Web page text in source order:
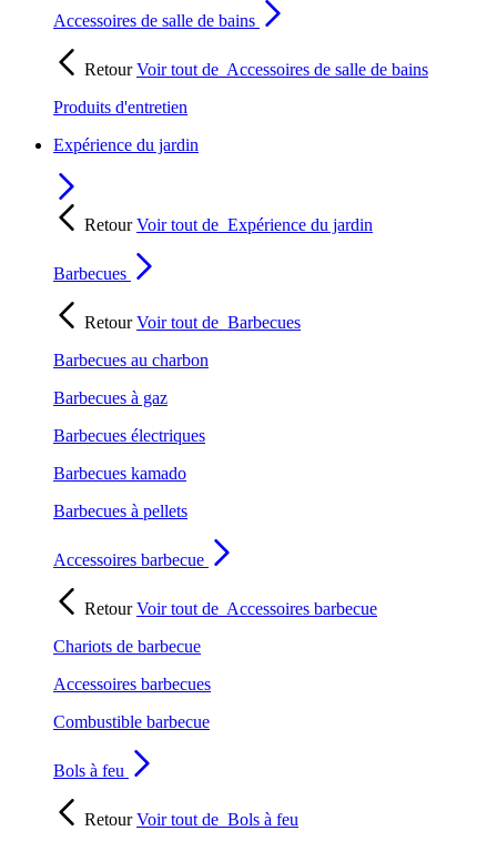
Accessoires de salle de bains
RetourVoir tout de Accessoires de salle de bains
Produits d'entretien
Expérience du jardin
RetourVoir tout de Expérience du jardin
Barbecues
RetourVoir tout de Barbecues
Barbecues au charbon
Barbecues à gaz
Barbecues électriques
Barbecues kamado
Barbecues à pellets
Accessoires barbecue
RetourVoir tout de Accessoires barbecue
Chariots de barbecue
Accessoires barbecues
Combustible barbecue
Bols à feu
RetourVoir tout de Bols à feu